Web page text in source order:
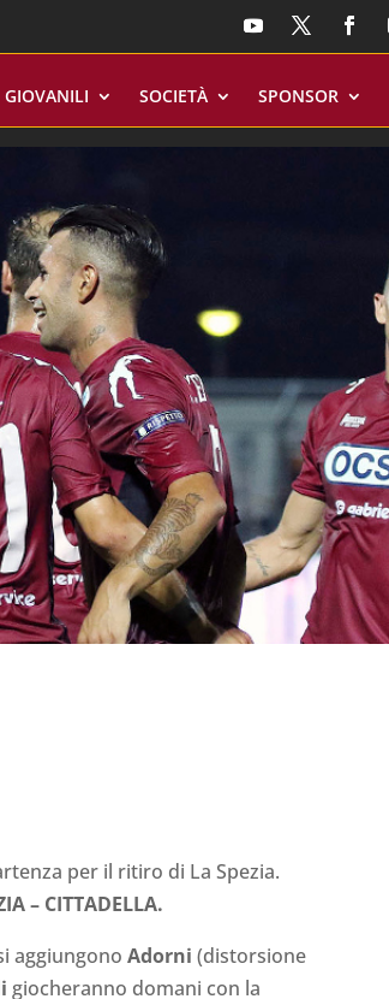
GIOVANILI SOCIETÀ SPONSOR
per il ritiro di La Spezia.
– CITTADELLA.
aggiungono Adorni (distorsione
giocheranno domani con la